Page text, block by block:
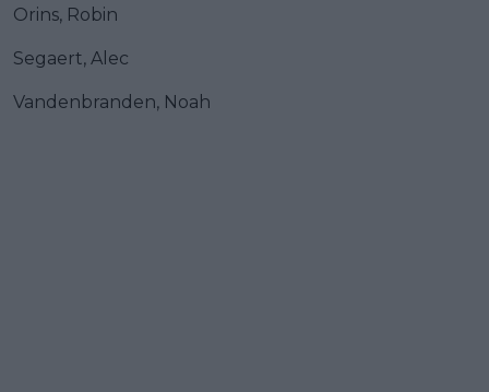
Orins, Robin
Segaert, Alec
Vandenbranden, Noah